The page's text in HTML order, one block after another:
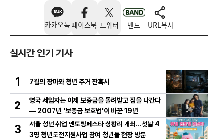
카카오톡 페이스북 트위터 밴드 URL복사
실시간 인기 기사
1 7월의 장마와 청년 주거 잔혹사
2
영국 세입자는 이제 보증금을 돌려받고 집을 나간다
— 2007년 '보증금 보호법'이 바꾼 19년
3
서울 청년 취업 멘토링페스타 성황리 개최…첫날 4
3명 청년도전지원사업 참여 청년들 현장 방문